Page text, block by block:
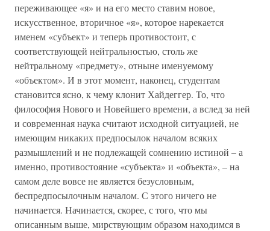
переживающее «я» и на его место ставим новое,
искусственное, вторичное «я», которое нарекается
именем «субъект» и теперь противостоит, с
соответствующей нейтральностью, столь же
нейтральному «предмету», отныне именуемому
«объектом». И в этот момент, наконец, студентам
становится ясно, к чему клонит Хайдеггер. То, что
философия Нового и Новейшего времени, а вслед за ней
и современная наука считают исходной ситуацией, не
имеющим никаких предпосылок началом всяких
размышлений и не подлежащей сомнению истиной – а
именно, противостояние «субъекта» и «объекта», – на
самом деле вовсе не является безусловным,
беспредпосылочным началом. С этого ничего не
начинается. Начинается, скорее, с того, что мы
описанным выше, мирствующим образом находимся в